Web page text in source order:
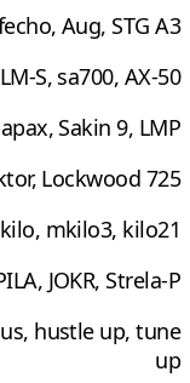
Aug, STG A3
LM-S, sa700, AX-50
Sakin 9, LMP
Lockwood 725
mkilo3, kilo21
JOKR, Strela-P
hustle up, tune
up